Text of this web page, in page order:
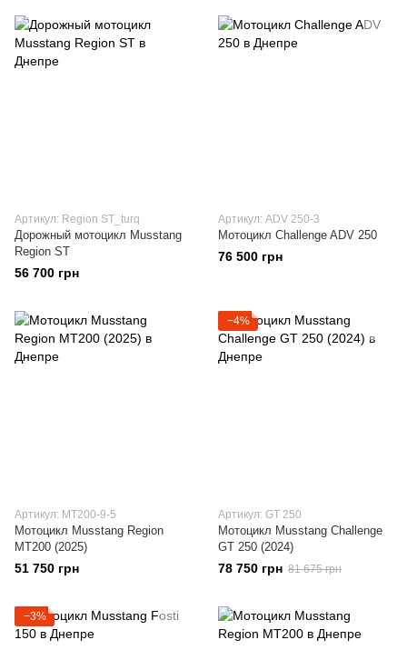
Артикул: Region ST_turq
Дорожный мотоцикл Musstang
Region ST
56 700 грн
Артикул: ADV 250-3
Мотоцикл Challenge ADV 250
76 500 грн
Артикул: МТ200-9-5
Мотоцикл Musstang Region
МТ200 (2025)
51 750 грн
−4%
Артикул: GT 250
Мотоцикл Musstang Challenge
GT 250 (2024)
78 750 грн 81 675 грн
−3%